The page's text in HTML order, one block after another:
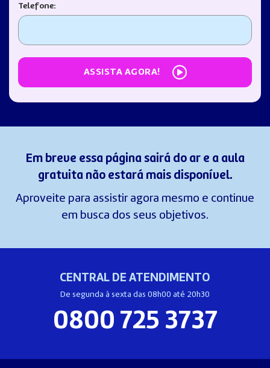
Telefone:
ASSISTA AGORA!
Em breve essa página sairá do ar e a aula
gratuita não estará mais disponível.
Aproveite para assistir agora mesmo e continue
em busca dos seus objetivos.
CENTRAL DE ATENDIMENTO
De segunda à sexta das 08h00 até 20h30
0800 725 3737